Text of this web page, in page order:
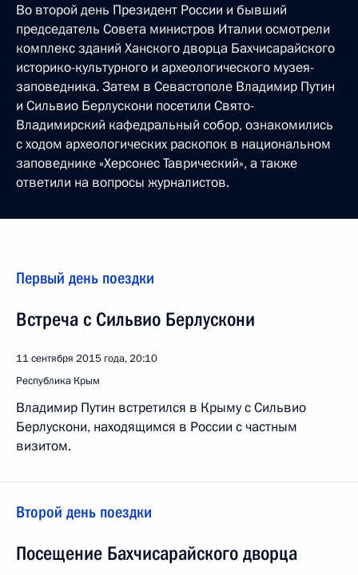
Во второй день Президент России и бывший
председатель Совета министров Италии осмотрели
комплекс зданий Ханского дворца Бахчисарайского
историко-культурного и археологического музея-
заповедника. Затем в Севастополе Владимир Путин
и Сильвио Берлускони посетили Свято-
Владимирский кафедральный собор, ознакомились
с ходом археологических раскопок в национальном
заповеднике «Херсонес Таврический», а также
ответили на вопросы журналистов.
Первый день поездки
Встреча с Сильвио Берлускони
11 сентября 2015 года, 20:10
Республика Крым
Владимир Путин встретился в Крыму с Сильвио
Берлускони, находящимся в России с частным
визитом.
Второй день поездки
Посещение Бахчисарайского дворца